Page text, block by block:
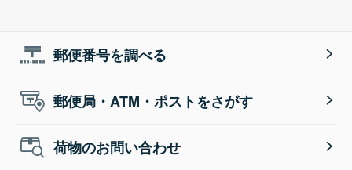
郵便番号を調べる
郵便局・ATM・ポストをさがす
荷物のお問い合わせ